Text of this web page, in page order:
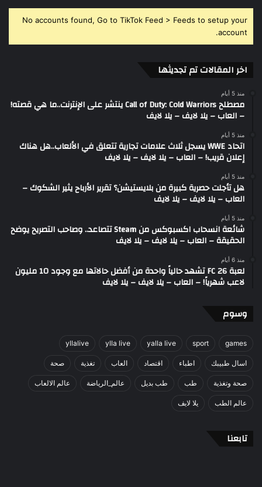
No accounts found, Go to TikTok Feed > Feeds to setup your
account.
اخر المقالات تم تجديثها
منذ 5 أيام
مصطلح Call of Duty: Cold Warriors ينتشر على الإنترنت..ما هي قصته!
– العاب – يلا لايف – يلا لايف
منذ 5 أيام
اتحاد WWE يسجل ثلاث علامات تجارية تتعلق في الألعاب..هل هناك
إعلان قريب! – العاب – يلا لايف – يلا لايف
منذ 5 أيام
هل تأجلت حصرية كبيرة من بلايستيشن؟ تقرير الأرباح يثير الشكوك –
العاب – يلا لايف – يلا لايف
منذ 5 أيام
شائعة انسحاب اكسبوكس من Steam تتصاعد.. وصاحب التصريح يوضح
الحقيقة – العاب – يلا لايف – يلا لايف
منذ 6 أيام
لعبة FC 26 تشهد حالياً واحدة من أفضل حالاتها مع وجود 10 مليون
لاعب شهرياً! – العاب – يلا لايف – يلا لايف
وسوم
games
sport
yalla live
ylla live
yllalive
اسال طبيبك اطباء اقتصاد العاب تغذية صحة
صحة وتغذية طب طب بديل عالم_الرياضة عالم الالعاب
عالم الطب يلا لايف
تابعنا